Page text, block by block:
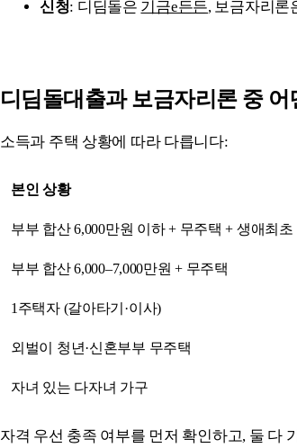
신청: 디딤돌은 기금e든든, 보금자리론
디딤돌대출과 보금자리론 중 어
소득과 주택 상황에 따라 다릅니다:
본인 상황
부부 합산 6,000만원 이하 + 무주택 + 생애최초
부부 합산 6,000–7,000만원 + 무주택
1주택자 (갈아타기·이사)
외벌이 청년·신혼부부 무주택
자녀 있는 다자녀 가구
자격 우선 충족 여부를 먼저 확인하고, 둘 다